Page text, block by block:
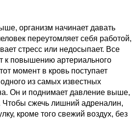
организм начинает давать
переутомляет себя работой,
стресс или недосыпает. Все
к повышению артериального
момент в кровь поступает
из самых известных
Он и поднимает давление выше,
сжечь лишний адреналин,
кроме того свежий воздух, без